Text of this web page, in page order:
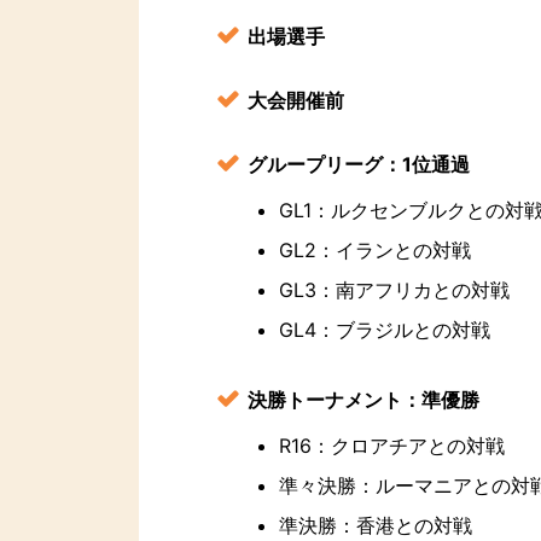
出場選手
大会開催前
グループリーグ：1位通過
GL1：ルクセンブルクとの対
GL2：イランとの対戦
GL3：南アフリカとの対戦
GL4：ブラジルとの対戦
決勝トーナメント：準優勝
R16：クロアチアとの対戦
準々決勝：ルーマニアとの対
準決勝：香港との対戦